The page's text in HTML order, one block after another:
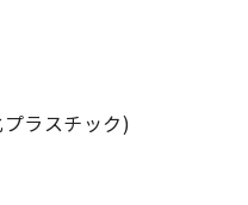
ラスチック)